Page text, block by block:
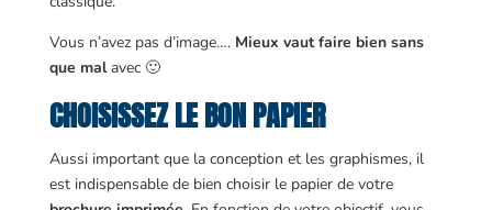
Vous n’avez pas d’image…. Mieux vaut faire bien sans
que malavec 🙂
CHOISISSEZ LE BON PAPIER
Aussi important que la conception et les graphismes, il
est indispensable de bien choisir le papier de votre